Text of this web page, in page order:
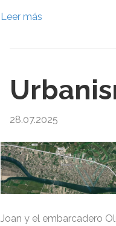
Leer más
28.07.2025
Joan y el embarcadero